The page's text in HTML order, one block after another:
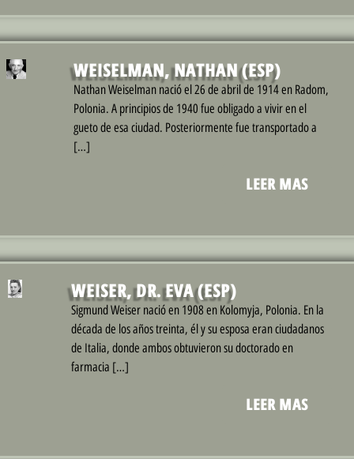
WEISELMAN, NATHAN (ESP)
Nathan Weiselman nació el 26 de abril de 1914 en Radom,
Polonia. A principios de 1940 fue obligado a vivir en el
gueto de esa ciudad. Posteriormente fue transportado a
[…]
LEER MAS
WEISER, DR. EVA (ESP)
Sigmund Weiser nació en 1908 en Kolomyja, Polonia. En la
década de los años treinta, él y su esposa eran ciudadanos
de Italia, donde ambos obtuvieron su doctorado en
farmacia […]
LEER MAS